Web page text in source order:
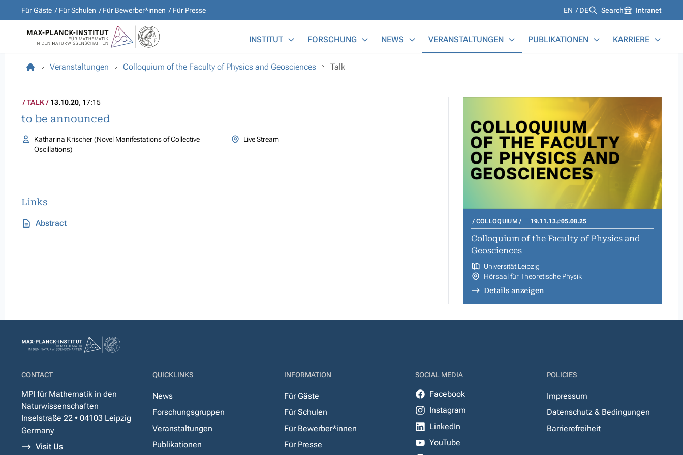
Für Gäste Für Schulen Für Bewerber*innen Für Presse Languages
EN DE Search Intranet
INSTITUT FORSCHUNG NEWS VERANSTALTUNGEN PUBLIKATIONEN KARRIERE
Veranstaltungen Colloquium of the Faculty of Physics and Geosciences Talk
TALK 13.10.20, 17:15
to be announced
Katharina Krischer (Novel Manifestations of Collective
Oscillations)
Live Stream
Links
Abstract COLLOQUIUM 19.11.13 05.08.25
Colloquium of the Faculty of Physics and
Geosciences
Universität Leipzig
Hörsaal für Theoretische Physik
Details anzeigen
CONTACT
MPI für Mathematik in den
Naturwissenschaften
Inselstraße 22 • 04103 Leipzig
Germany
Visit Us
QUICKLINKS
News
Forschungsgruppen
Veranstaltungen
Publikationen
INFORMATION
Für Gäste
Für Schulen
Für Bewerber*innen
Für Presse
SOCIAL MEDIA
Facebook
Instagram
LinkedIn
YouTube
POLICIES
Impressum
Datenschutz & Bedingungen
Barrierefreiheit